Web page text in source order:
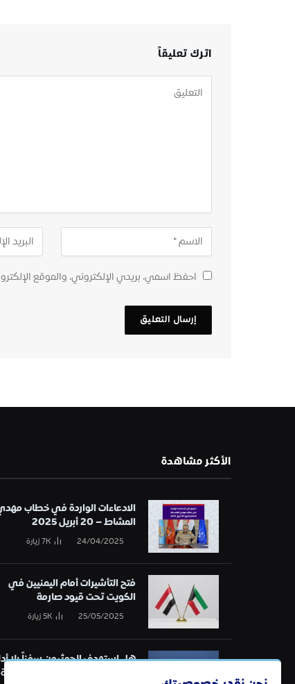
اترك تعليقاً
احفظ اسمي، بريدي الإلكتروني، والموقع
الأكثر مشاهدة
الادعاءات الواردة في خطاب
المشاط – 20 أبريل 2025
24/04/2025
7Kزيارة
فتح التأشيرات أمام اليمنيين في
الكويت تحت قيود صارمة
25/05/2025
5Kزيارة
هل استهدف الحوثيون سفناً بلا
تحقيق في قائمة الهجمات البحرية